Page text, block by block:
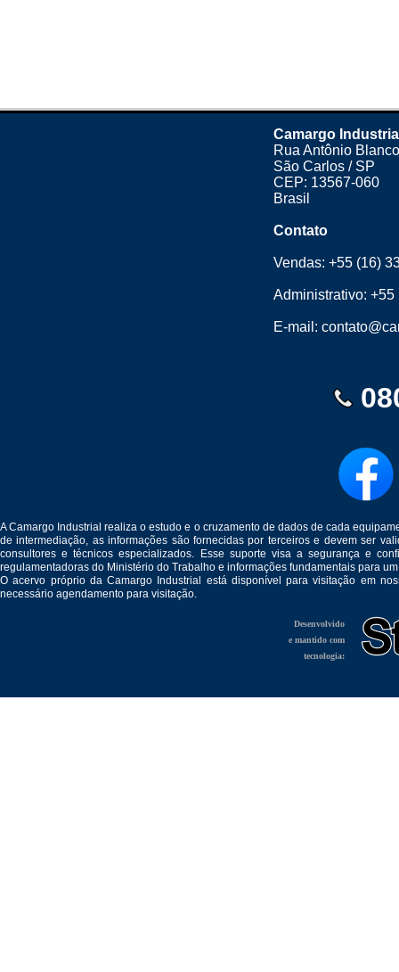
Camargo
Rua Antônio
São Carlos / SP
CEP: 13567-060
Brasil
Contato
Vendas:+55 (16)
Administrativo:+55
E-mail:
A Camargo Industrial realiza o estudo e o cruzamento de dados de cada
de intermediação, as informações são fornecidas por terceiros e devem ser
consultores e técnicos especializados. Esse suporte visa a segurança e
regulamentadoras do Ministério do Trabalho e informações fundamentais para
O acervo próprio da Camargo Industrial está disponível para visitação em
necessário agendamento para visitação.
Desenvolvido
e mantido com
tecnologia: